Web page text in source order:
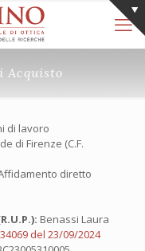
Acquisto
di lavoro
di Firenze (C.F.
diretto
Benassi Laura
del 23/09/2024